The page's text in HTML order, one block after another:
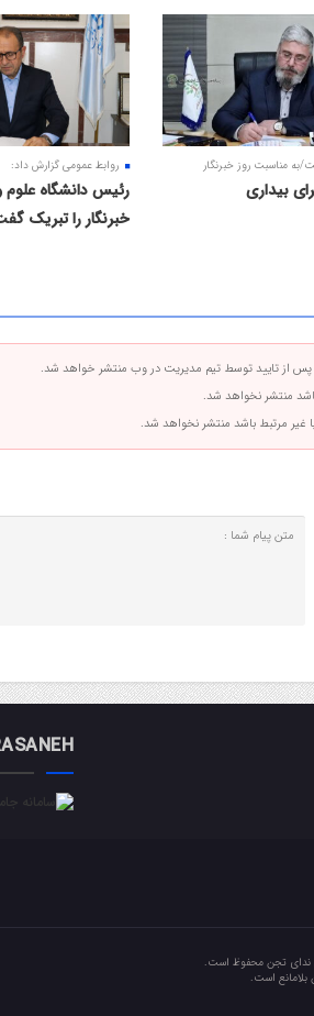
به مناسبت روز خبرنگار
بیداری
روابط عمومی گزارش داد:
رئیس دانشگاه علوم
خبرنگار را تبریک
از تایید توسط تیم مدیریت در وب منتشر خواهد شد.
منتشر نخواهد شد.
غیر مرتبط باشد منتشر نخواهد شد.
ندای تجن محفوظ است.
بلامانع است.